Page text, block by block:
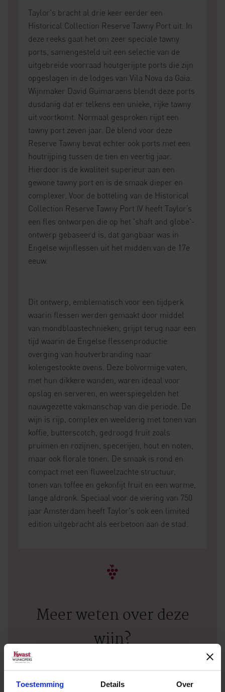
Toestemming Details Over
Taylor's bracht al drie keer eerder een
Historical Collection Reserve Tawny Port uit. In
deze reeks gaat het om zeer speciale tawny
ports, samengesteld uit een selectie van de
uitgebreide voorraad houtgerijpte ports die zijn
opgeslagen in de lodges van Vila Nova da Gaia.
Wijnmaker David Guimaraens blendt deze ports
dusdanig dat er telkens een unieke, rijke tawny
uit voortkomt. Normaal gesproken rijpt een
tawny port zeven jaar. De blend voor deze
Reserve Tawny bevat echter ook ports met een
houtrijping tussen de tien en veertig jaar.
Hierdoor is de kwaliteit superieur aan een
gewone tawny port en is de smaak dieper en
complexer. Voor de botteling van de Historical
Collection Reserve Tawny Port IV heeft Taylor’s
een fles ontworpen die op het 'shaft and globe'-
ontwerp gebaseerd is, dat gangbaar was in
Engelse wijnflessen uit het midden van de 17e
eeuw.
Dit ontwerp, emblematisch voor een tijdperk
waarin flessen werden gemaakt door middel
van mondblaastechnieken, grijpt terug naar een
tijd waarin de Engelse flessenproductie
overging van houtverbranding naar
kolengestookte ovens. Deze bolvormige vaten,
met hun dikkere wanden, waren ideaal voor
opslag en serveren, en weerspiegelden het
nauwgezette vakmanschap van die periode. De
wijn is rijp, complex en weelderig met tonen van
koffie, butterscotch, gedroogd fruit zoals
pruimen en rozijnen, specerijen, hout en noten,
maar ook florale tonen. De smaak is rond en
compact met een fluweelzachte structuur,
tonen van toffee en gekonfijt fruit en een warme,
lange afdronk. Speciaal voor de viering van 750
jaar Amsterdam heeft Taylor's ook een limited
edition uitgebracht als eerbetoon aan de stad.
Meer weten over deze
wijn?
NEEM CONTACT OP